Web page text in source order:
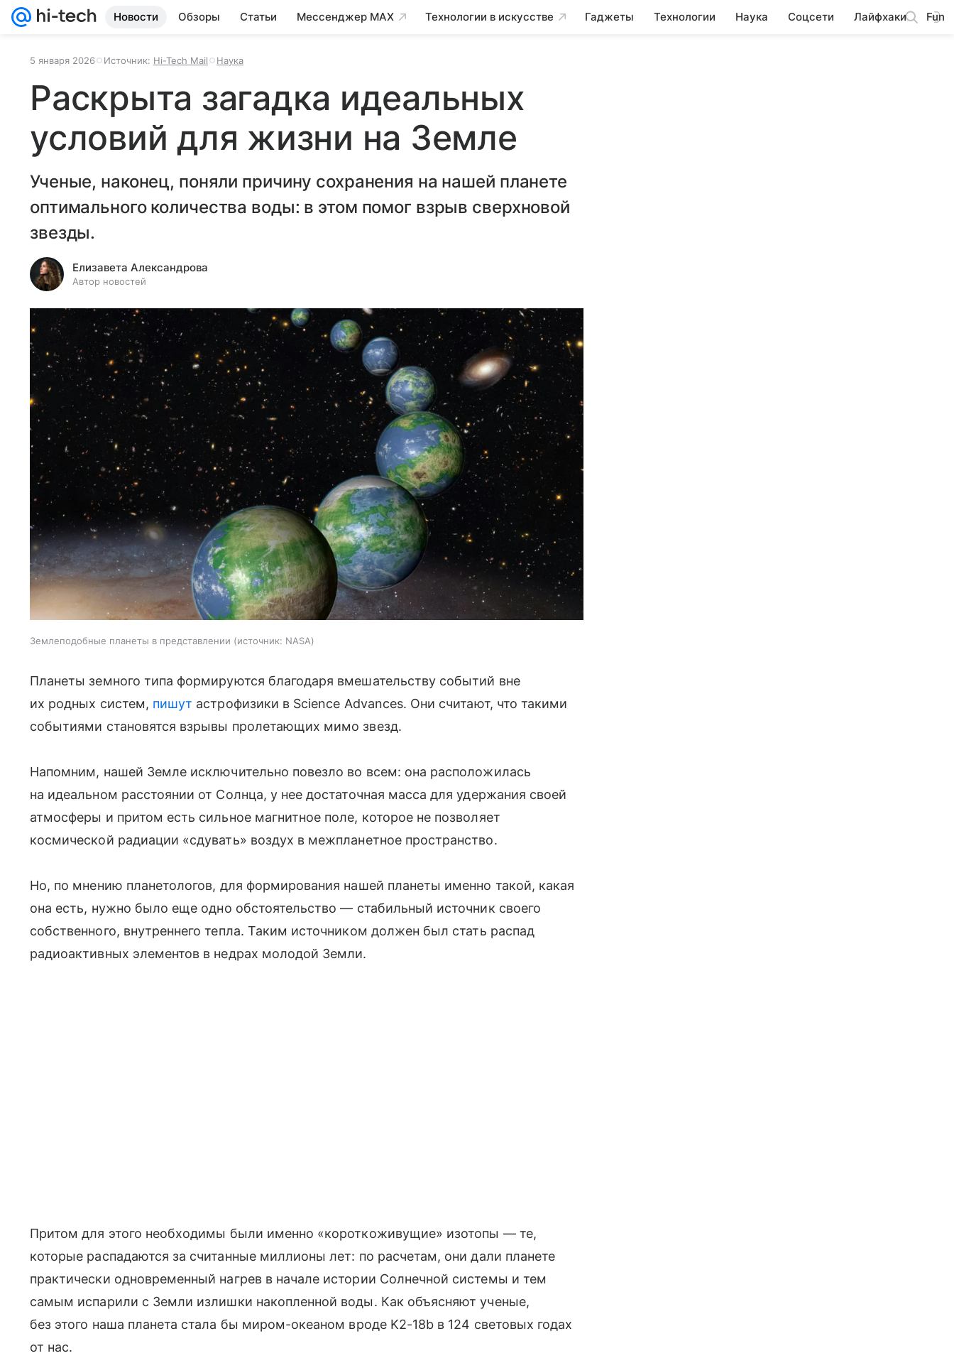
Новости Обзоры Статьи Мессенджер MAX Технологии в искусстве Гаджеты Технологии Наука Соцсети Лайфхаки Fun
5 января 2026 Источник: Hi-Tech Mail Наука
Раскрыта загадка идеальных
условий для жизни на Земле
Ученые, наконец, поняли причину сохранения на нашей планете
оптимального количества воды: в этом помог взрыв сверхновой
звезды.
Елизавета Александрова
Автор новостей
Землеподобные планеты в представлении источник: NASA
Планеты земного типа формируются благодаря вмешательству событий вне
их родных систем, пишут астрофизики в Science Advances. Они считают, что такими
событиями становятся взрывы пролетающих мимо звезд.
Напомним, нашей Земле исключительно повезло во всем: она расположилась
на идеальном расстоянии от Солнца, у нее достаточная масса для удержания своей
атмосферы и притом есть сильное магнитное поле, которое не позволяет
космической радиации «сдувать» воздух в межпланетное пространство.
Но, по мнению планетологов, для формирования нашей планеты именно такой, какая
она есть, нужно было еще одно обстоятельство — стабильный источник своего
собственного, внутреннего тепла. Таким источником должен был стать распад
радиоактивных элементов в недрах молодой Земли.
Притом для этого необходимы были именно «короткоживущие» изотопы — те,
которые распадаются за считанные миллионы лет: по расчетам, они дали планете
практически одновременный нагрев в начале истории Солнечной системы и тем
самым испарили с Земли излишки накопленной воды. Как объясняют ученые,
без этого наша планета стала бы миром-океаном вроде K2-18b в 124 световых годах
от нас.